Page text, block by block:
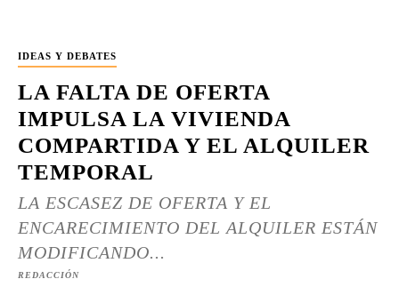
IDEAS Y DEBATES
LA FALTA DE OFERTA
IMPULSA LA VIVIENDA
COMPARTIDA Y EL ALQUILER
TEMPORAL
LA ESCASEZ DE OFERTA Y EL
ENCARECIMIENTO DEL ALQUILER ESTÁN
MODIFICANDO...
REDACCIÓN